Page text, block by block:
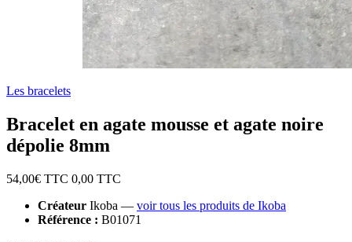
Les bracelets
Bracelet en agate mousse et agate noire
dépolie 8mm
54,00€ TTC 0,00 TTC
Créateur Ikoba — voir tous les produits de Ikoba
Référence : B01071